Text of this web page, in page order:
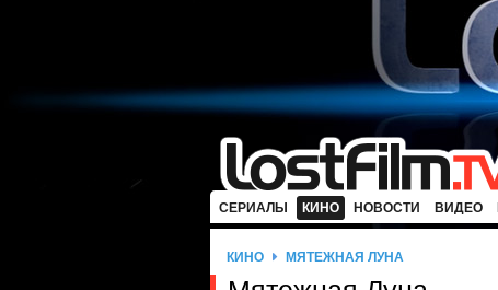
СЕРИАЛЫ КИНО НОВОСТИ ВИДЕО
КИНО МЯТЕЖНАЯ ЛУНА